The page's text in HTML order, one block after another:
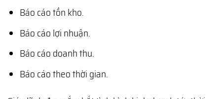
Báo cáo tồn kho.
Báo cáo lợi nhuận.
Báo cáo doanh thu.
Báo cáo theo thời gian.